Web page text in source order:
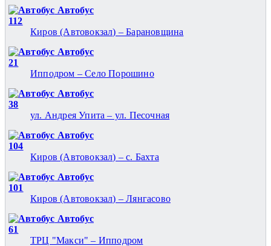
Автобус
112
Киров (Автовокзал) – Барановщина
Автобус
21
Ипподром – Село Порошино
Автобус
38
ул. Андрея Упита – ул. Песочная
Автобус
104
Киров (Автовокзал) – с. Бахта
Автобус
101
Киров (Автовокзал) – Лянгасово
Автобус
61
ТРЦ "Макси" – Ипподром